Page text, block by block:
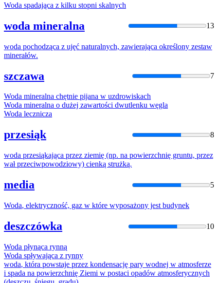
Woda spadająca z kilku stopni skalnych
woda mineralna 13
woda pochodząca z ujęć naturalnych, zawierająca określony zestaw
minerałów.
szczawa 7
Woda mineralna chętnie pijana w uzdrowiskach
Woda mineralna o dużej zawartości dwutlenku węgla
Woda lecznicza
przesiąk 8
woda przesiąkająca przez ziemię (np. na powierzchnię gruntu, przez
wał przeciwpowodziowy) cienką strużką.
media 5
Woda, elektryczność, gaz w które wyposażony jest budynek
deszczówka 10
Woda płynąca rynną
Woda spływająca z rynny
woda, która powstaje przez kondensację pary wodnej w atmosferze
i spada na powierzchnię Ziemi w postaci opadów atmosferycznych